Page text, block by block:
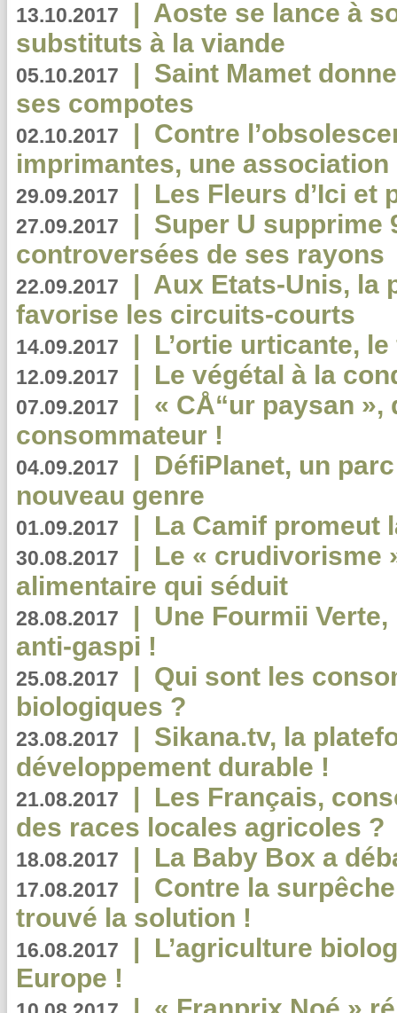
13.10.2017 | Aoste se lance à
substituts à la viande
05.10.2017 | Saint Mamet
ses compotes
02.10.2017 | Contre
imprimantes, une
29.09.2017 | Les Fleurs d’Ici et
27.09.2017 | Super U supprime
controversées de ses rayons
22.09.2017 | Aux Etats-Unis, la
favorise les circuits-courts
14.09.2017 | L’ortie urticante,
12.09.2017 | Le végétal à la
07.09.2017 | « CÅ“ur paysan
consommateur !
04.09.2017 | DéfiPlanet, un
nouveau genre
01.09.2017 | La Camif promeut
30.08.2017 | Le « crudivorisme
alimentaire qui séduit
28.08.2017 | Une Fourmii
anti-gaspi !
25.08.2017 | Qui sont les
biologiques ?
23.08.2017 | Sikana.tv, la
développement durable !
21.08.2017 | Les Français,
des races locales agricoles ?
18.08.2017 | La Baby Box a
17.08.2017 | Contre la
trouvé la solution !
16.08.2017 | L’agriculture
Europe !